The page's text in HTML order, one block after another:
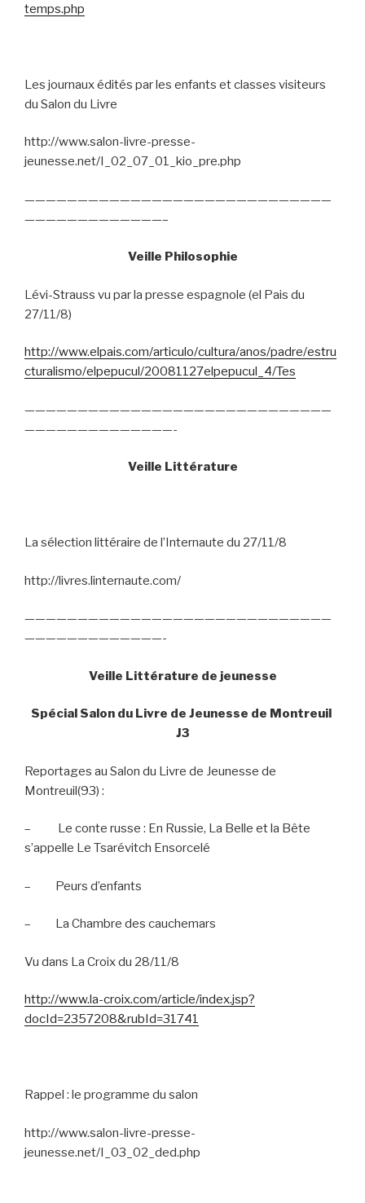
temps.php
Les journaux édités par les enfants et classes visiteurs
du Salon du Livre
http://www.salon-livre-presse-
jeunesse.net/I_02_07_01_kio_pre.php
—————————————————————————————
—————————————–
Veille Philosophie
Lévi-Strauss vu par la presse espagnole (el Pais du
27/11/8)
http://www.elpais.com/articulo/cultura/anos/padre/estru
cturalismo/elpepucul/20081127elpepucul_4/Tes
—————————————————————————————
——————————————-
Veille Littérature
La sélection littéraire de l’Internaute du 27/11/8
http://livres.linternaute.com/
—————————————————————————————
—————————————-
Veille Littérature de jeunesse
Spécial Salon du Livre de Jeunesse de Montreuil
J3
Reportages au Salon du Livre de Jeunesse de
Montreuil(93) :
–
Le conte russe : En Russie, La Belle et la Bête
s’appelle Le Tsarévitch Ensorcelé
– Peurs d’enfants
– La Chambre des cauchemars
Vu dans La Croix du 28/11/8
http://www.la-croix.com/article/index.jsp?
docId=2357208&rubId=31741
Rappel : le programme du salon
http://www.salon-livre-presse-
jeunesse.net/I_03_02_ded.php